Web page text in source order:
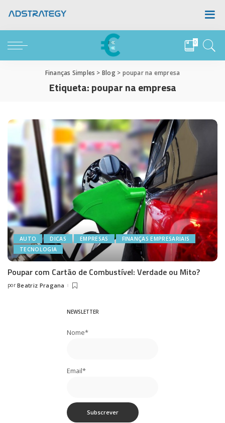
0
Finanças Simples > Blog> poupar na empresa
Etiqueta:poupar na empresa
AUTO DICAS EMPRESAS
FINANÇAS EMPRESARIAIS
TECNOLOGIA
Poupar com Cartão de Combustível: Verdade ou Mito?
Posted
por Beatriz Pragana
NEWSLETTER
Nome*
Email*